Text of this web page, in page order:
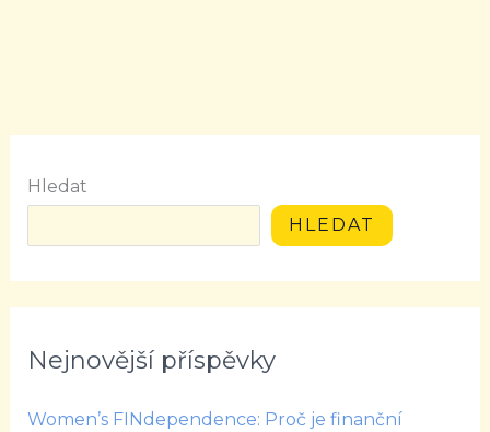
Hledat
HLEDAT
Nejnovější příspěvky
Women’s FINdependence: Proč je finanční